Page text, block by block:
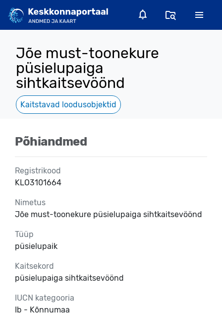
Jõe must-toonekure
püsielupaiga
sihtkaitsevöönd
Kaitstavad loodusobjektid
Põhiandmed
Registrikood
KLO3101664
Nimetus
Jõe must-toonekure püsielupaiga sihtkaitsevöönd
Tüüp
püsielupaik
Kaitsekord
püsielupaiga sihtkaitsevöönd
IUCN kategooria
Ib - Kõnnumaa